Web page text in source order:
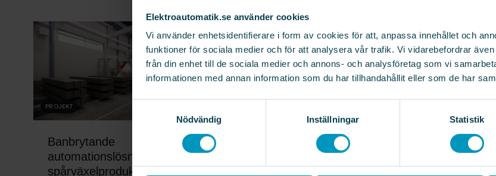
Elektroautomatik.se använder cookies
Vi använder enhetsidentifierare i form av cookies för att, anpassa innehållet och
funktioner för sociala medier och för att analysera vår trafik. Vi vidarebefordrar
från din enhet till de sociala medier och annons- och analysföretag som vi
informationen med annan information som du har tillhandahållit eller som de har
Nödvändig
Inställningar Statistik
PROJEKT
Banbrytande
automationslösning för
spårväxelproduktion